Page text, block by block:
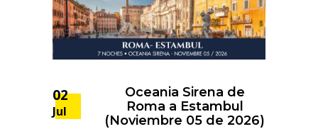
02
Jul
Oceania Sirena de
Roma a Estambul
(Noviembre 05 de 2026)